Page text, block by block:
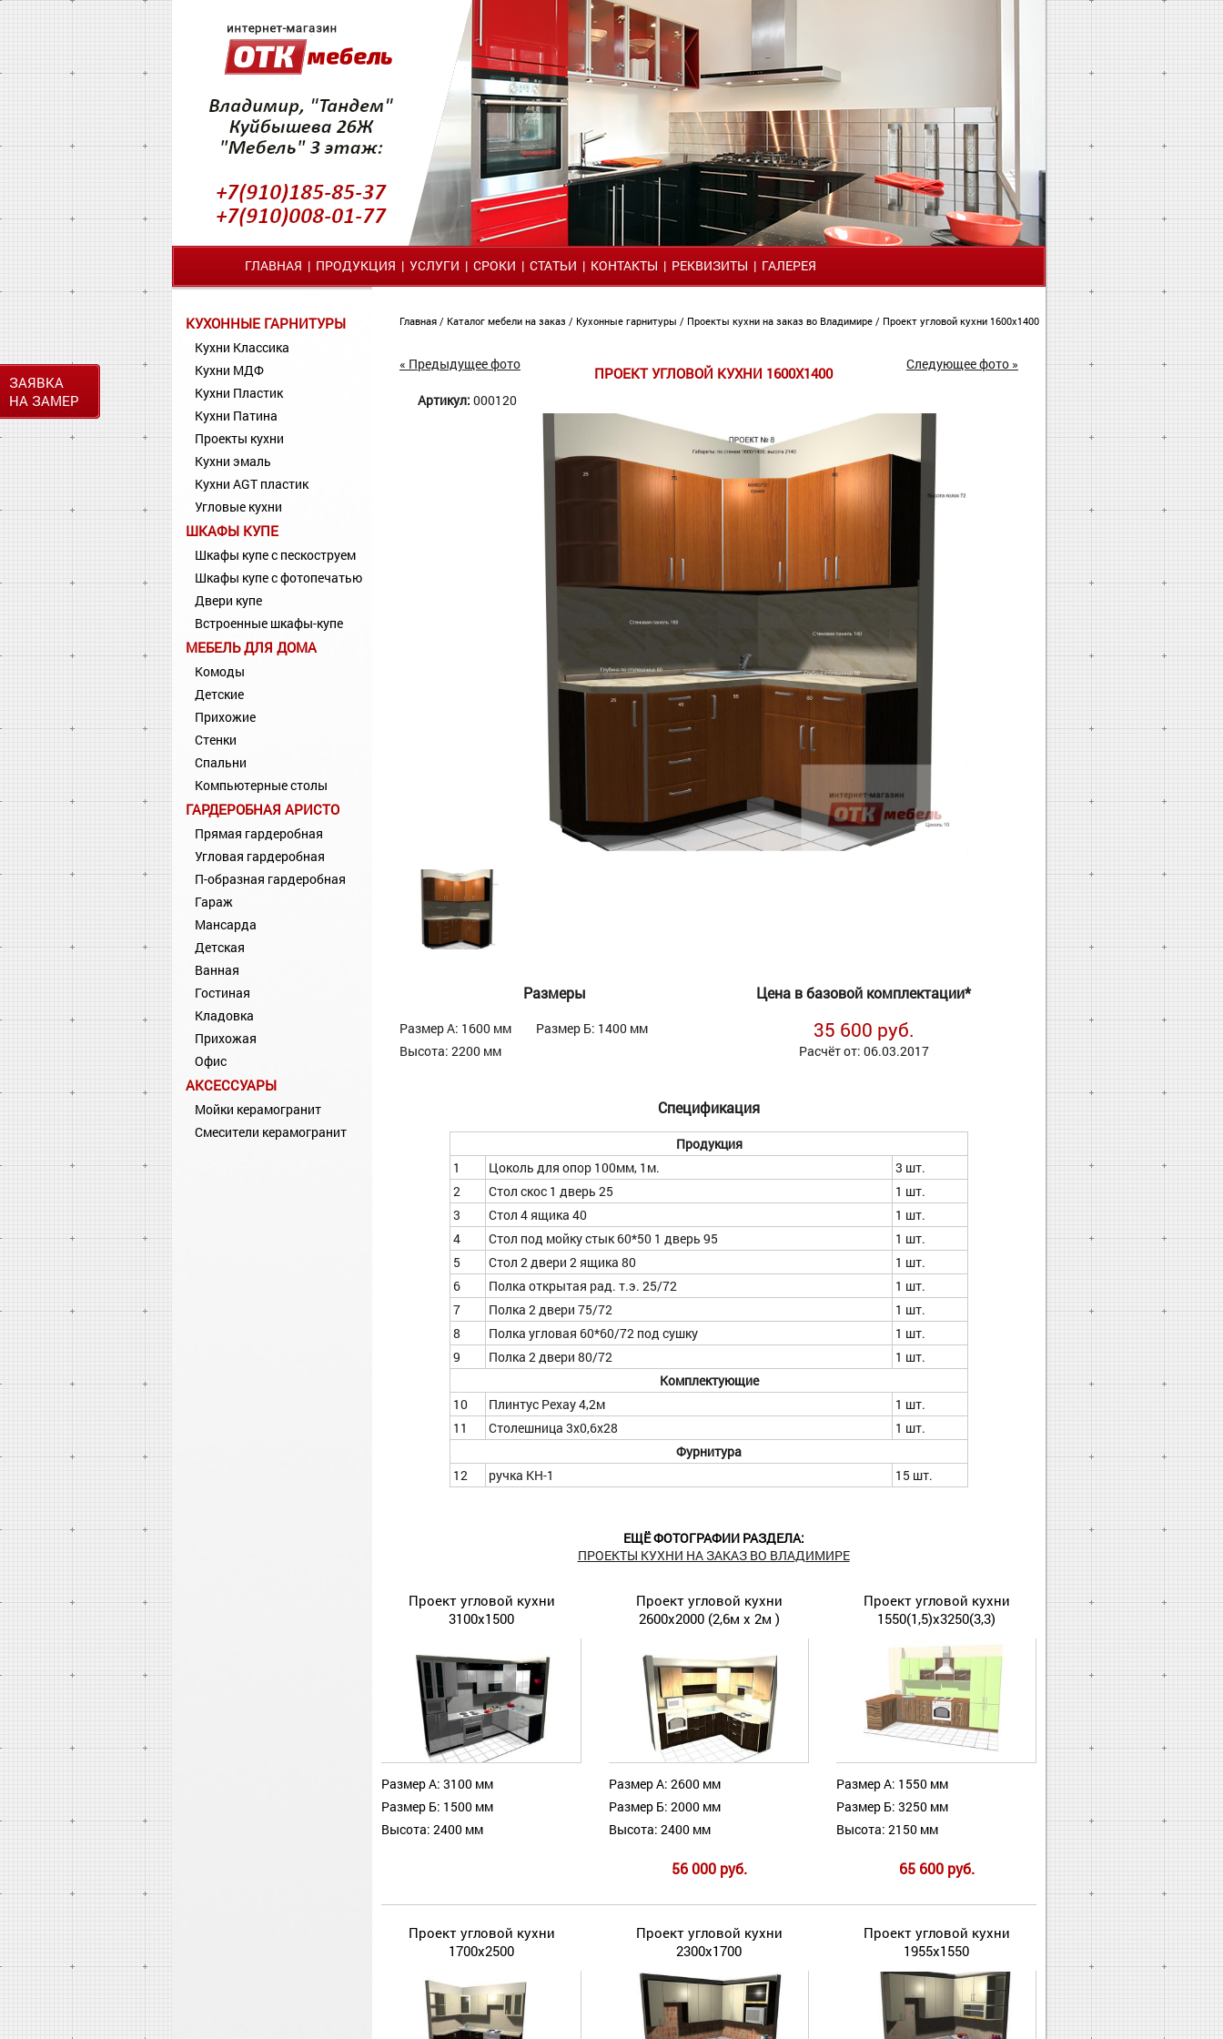
ЗАЯВКА
НА ЗАМЕР
ГЛАВНАЯ | ПРОДУКЦИЯ | УСЛУГИ | СРОКИ | СТАТЬИ | КОНТАКТЫ | РЕКВИЗИТЫ | ГАЛЕРЕЯ
КУХОННЫЕ ГАРНИТУРЫ
Кухни Классика
Кухни МДФ
Кухни Пластик
Кухни Патина
Проекты кухни
Кухни эмаль
Кухни AGT пластик
Угловые кухни
ШКАФЫ КУПЕ
Шкафы купе с пескоструем
Шкафы купе с фотопечатью
Двери купе
Встроенные шкафы-купе
МЕБЕЛЬ ДЛЯ ДОМА
Комоды
Детские
Прихожие
Стенки
Спальни
Компьютерные столы
ГАРДЕРОБНАЯ АРИСТО
Прямая гардеробная
Угловая гардеробная
П-образная гардеробная
Гараж
Мансарда
Детская
Ванная
Гостиная
Кладовка
Прихожая
Офис
АКСЕССУАРЫ
Мойки керамогранит
Смесители керамогранит
Главная / Каталог мебели на заказ / Кухонные гарнитуры / Проекты кухни на заказ во Владимире / Проект угловой кухни 1600х1400
« Предыдущее фото Следующее фото »
ПРОЕКТ УГЛОВОЙ КУХНИ 1600Х1400
Артикул: 000120
Размеры
Размер А: 1600 мм
Размер Б: 1400 мм
Высота: 2200 мм
Цена в базовой комплектации*
35 600 руб.
Расчёт от: 06.03.2017
Спецификация
Продукция
1
Цоколь для опор 100мм, 1м.
3 шт.
2
Стол скос 1 дверь 25
1 шт.
3
Стол 4 ящика 40
1 шт.
4
Стол под мойку стык 60*50 1 дверь 95
1 шт.
5
Стол 2 двери 2 ящика 80
1 шт.
6
Полка открытая рад. т.э. 25/72
1 шт.
7
Полка 2 двери 75/72
1 шт.
8
Полка угловая 60*60/72 под сушку
1 шт.
9
Полка 2 двери 80/72
1 шт.
Комплектующие
10
Плинтус Рехау 4,2м
1 шт.
11
Столешница 3х0,6х28
1 шт.
Фурнитура
12
ручка КН-1 15 шт.
ЕЩЁ ФОТОГРАФИИ РАЗДЕЛА:
ПРОЕКТЫ КУХНИ НА ЗАКАЗ ВО ВЛАДИМИРЕ
Проект угловой кухни
3100х1500
Размер А: 3100 мм
Размер Б: 1500 мм
Высота: 2400 мм
Проект угловой кухни
2600х2000 (2,6м х 2м )
Размер А: 2600 мм
Размер Б: 2000 мм
Высота: 2400 мм
56 000 руб.
Проект угловой кухни
1550(1,5)х3250(3,3)
Размер А: 1550 мм
Размер Б: 3250 мм
Высота: 2150 мм
65 600 руб.
Проект угловой кухни
1700х2500
Проект угловой кухни
2300х1700
Проект угловой кухни
1955х1550